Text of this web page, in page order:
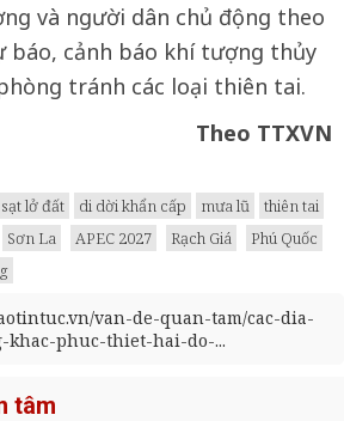
và người dân chủ động theo
báo, cảnh báo khí tượng thủy
tránh các loại thiên tai.
Theo TTXVN
sạt lở đất di dời khẩn cấp mưa lũ
thiên tai
Sơn La APEC 2027 Rạch Giá
Phú Quốc
van-de-quan-tam/cac-dia-
phuc-thiet-hai-do-...
tâm